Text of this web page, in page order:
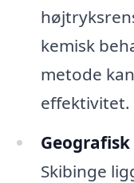
kemisk
metode
effektivitet.
Skibinge